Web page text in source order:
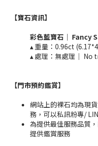
【寶石資訊】
彩色藍寶石｜ Fancy
▴ 重量：0.96ct
▴ 處理：無處理｜
【門市預約鑑賞】
網站上的裸石均為現
務，可以私訊粉專/
為提供最佳服務品質
提供鑑賞服務